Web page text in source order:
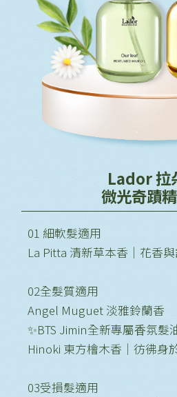
Lador 拉
微光奇蹟
01 細軟髮適用
La Pitta 清新草本香｜花香
02全髮質適用
Angel Muguet 淡雅鈴蘭香
✨BTS Jimin全新專屬⾹氛髮
Hinoki 東方檜木香｜彷彿身
03受損髮適用